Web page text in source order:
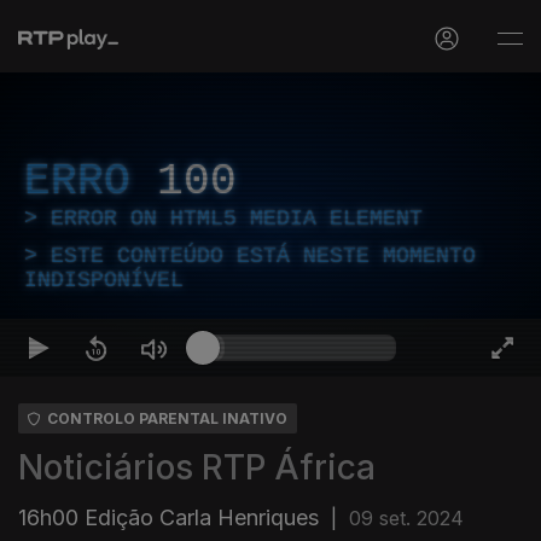
ERRO 100
ERROR ON HTML5 MEDIA ELEMENT
ESTE CONTEÚDO ESTÁ NESTE MOMENTO
INDISPONÍVEL
CONTROLO PARENTAL INATIVO
Noticiários RTP África
16h00 Edição Carla Henriques 09 set. 2024